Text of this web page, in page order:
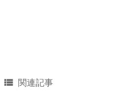
 関連記事